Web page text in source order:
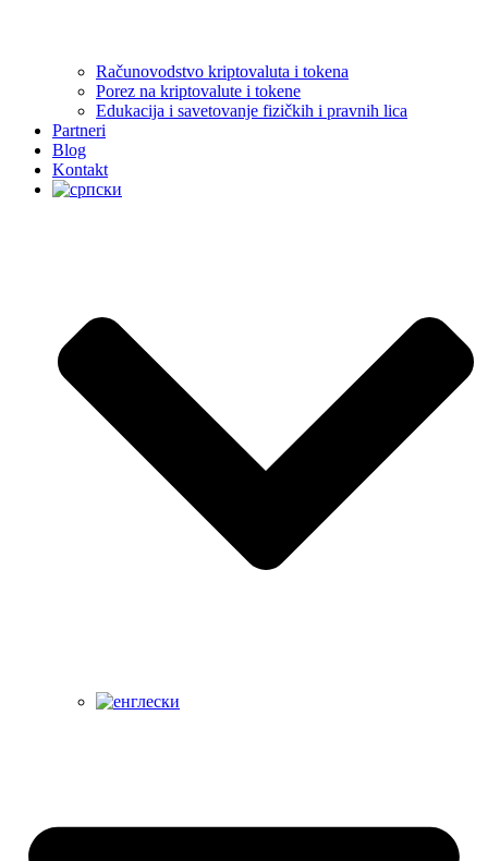
Računovodstvo kriptovaluta i tokena
Porez na kriptovalute i tokene
Edukacija i savetovanje fizičkih i pravnih lica
Partneri
Blog
Kontakt